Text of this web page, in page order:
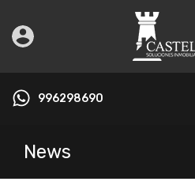
996298690
News